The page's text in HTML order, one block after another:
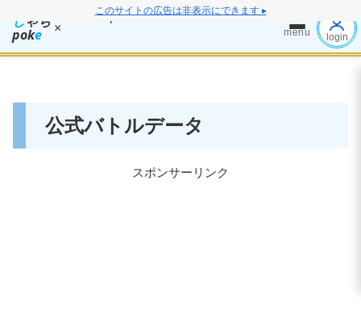
このサイトの広告は非表示にできます ▸
しゃち
poke × menu login
公式バトルデータ
スポンサーリンク